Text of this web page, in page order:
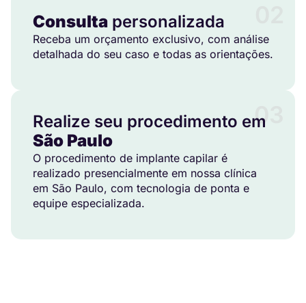
Consulta personalizada
Receba um orçamento exclusivo, com análise
detalhada do seu caso e todas as orientações.
03
Realize seu procedimento em
São Paulo
O procedimento de implante capilar é
realizado presencialmente em nossa clínica
em São Paulo, com tecnologia de ponta e
equipe especializada.